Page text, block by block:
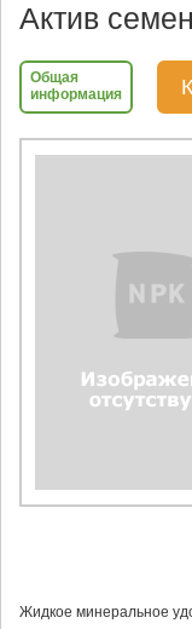
Актив
Общая
информация
Жидкое минеральное